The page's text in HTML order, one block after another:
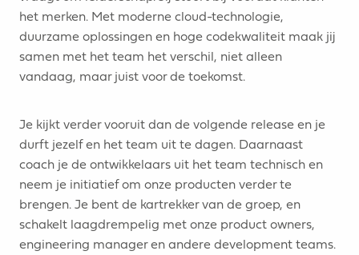
het merken. Met moderne cloud-technologie,
duurzame oplossingen en hoge codekwaliteit maak jij
samen met het team het verschil, niet alleen
vandaag, maar juist voor de toekomst.
Je kijkt verder vooruit dan de volgende release en je
durft jezelf en het team uit te dagen. Daarnaast
coach je de ontwikkelaars uit het team technisch en
neem je initiatief om onze producten verder te
brengen. Je bent de kartrekker van de groep, en
schakelt laagdrempelig met onze product owners,
engineering manager en andere development teams.